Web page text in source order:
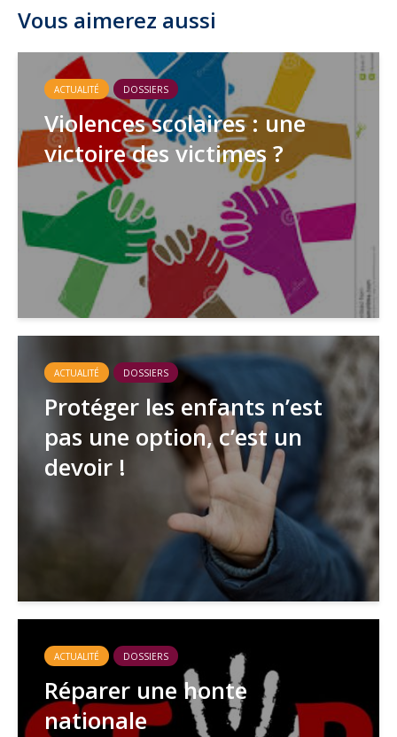
Vous aimerez aussi
ACTUALITÉ DOSSIERS
Violences scolaires : une
victoire des victimes ?
ACTUALITÉ DOSSIERS
Protéger les enfants n’est
pas une option, c’est un
devoir !
ACTUALITÉ DOSSIERS
Réparer une honte
nationale